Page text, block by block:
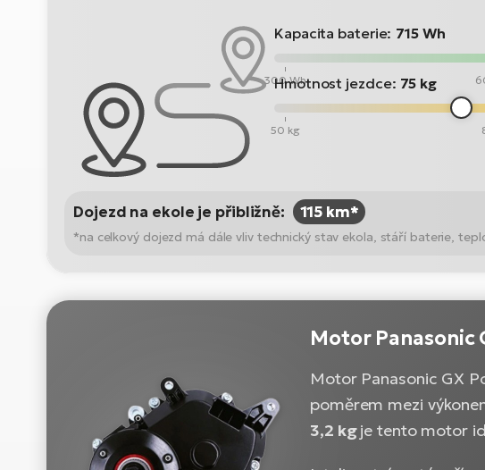
Kapacita baterie: 715 Wh
300 Wh
Hmotnost jezdce: 75 kg
50 kg
Dojezd na ekole je přibližně: 115 km*
*na celkový dojezd má dále vliv technický stav ekola, stáří baterie,
Motor Panasonic
Motor Panasonic GX
poměrem mezi
3,2 kgje tento motor